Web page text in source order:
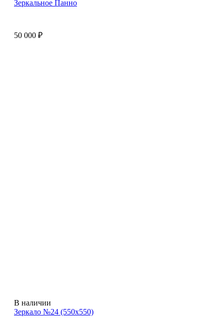
Зеркальное Панно
50 000 ₽
В наличии
Зеркало №24 (550х550)